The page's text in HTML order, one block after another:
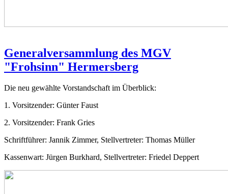
Generalversammlung des MGV
"Frohsinn" Hermersberg
Die neu gewählte Vorstandschaft im Überblick:
1. Vorsitzender: Günter Faust
2. Vorsitzender: Frank Gries
Schriftführer: Jannik Zimmer, Stellvertreter: Thomas Müller
Kassenwart: Jürgen Burkhard, Stellvertreter: Friedel Deppert